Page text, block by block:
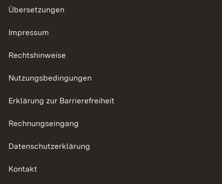
Übersetzungen
Impressum
Rechtshinweise
Nutzungsbedingungen
Erklärung zur Barrierefreiheit
Rechnungseingang
Datenschutzerklärung
Kontakt